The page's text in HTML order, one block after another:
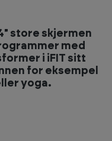
store skjermen
med
i iFIT sitt
for eksempel
yoga.